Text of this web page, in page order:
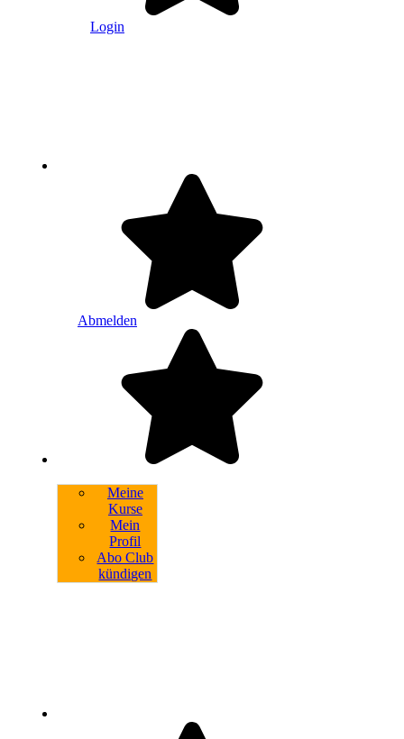
Login
Abmelden
Meine
Kurse
Mein
Profil
Abo Club
kündigen